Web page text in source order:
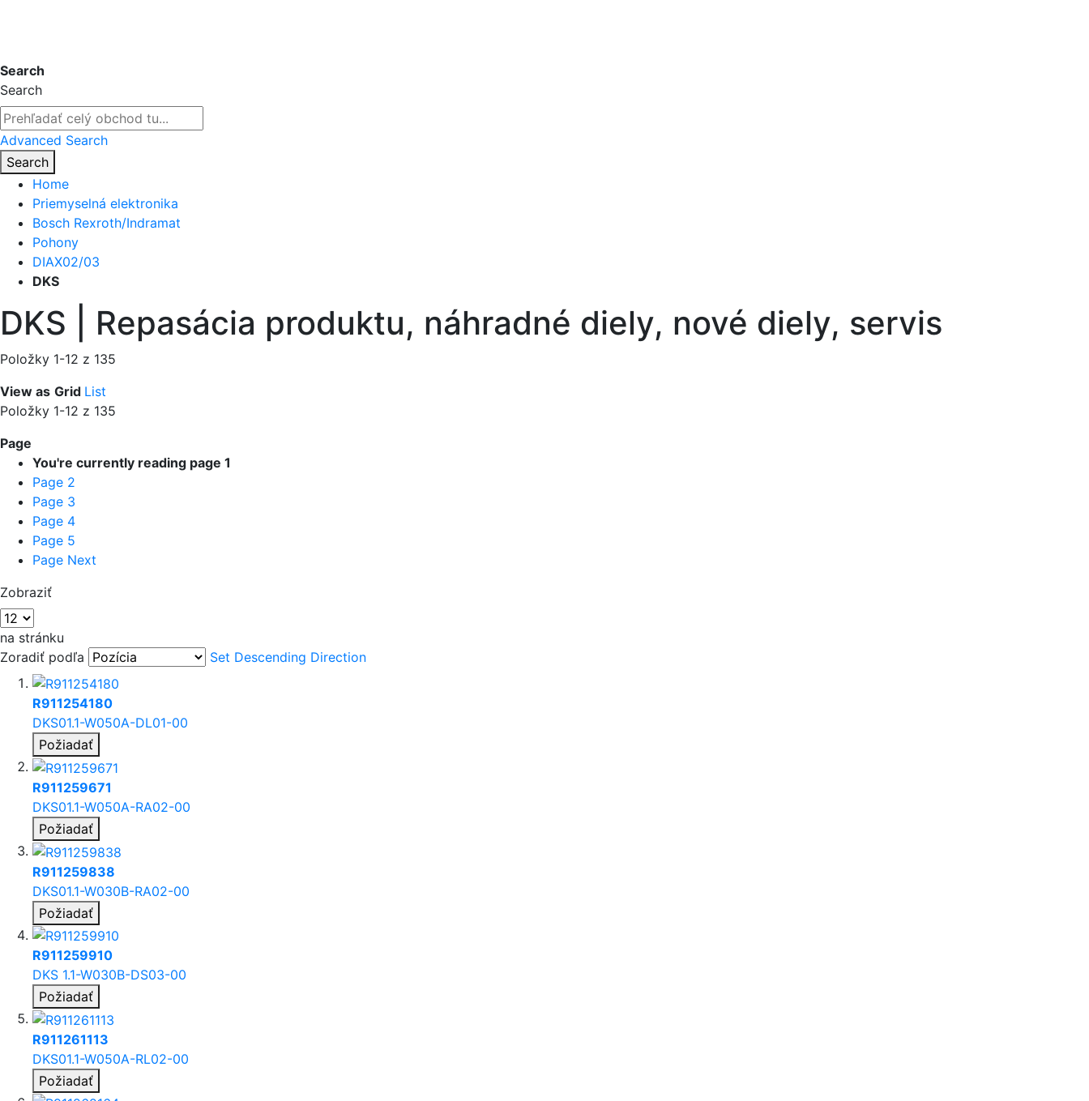
Search
Search
Advanced Search
Search
Home
Priemyselná elektronika
Bosch Rexroth/Indramat
Pohony
DIAX02/03
DKS
DKS | Repasácia produktu, náhradné diely, nové diely, servis
Položky 1-12 z 135
View as Grid List
Položky 1-12 z 135
Page
You're currently reading page 1
Page 2
Page 3
Page 4
Page 5
Page Next
Zobraziť
na stránku
Zoradiť podľa
Set Descending Direction
R911254180
DKS01.1-W050A-DL01-00
Požiadať
R911259671
DKS01.1-W050A-RA02-00
Požiadať
R911259838
DKS01.1-W030B-RA02-00
Požiadať
R911259910
DKS 1.1-W030B-DS03-00
Požiadať
R911261113
DKS01.1-W050A-RL02-00
Požiadať